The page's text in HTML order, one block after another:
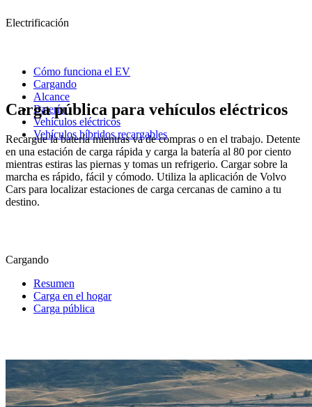
Electrificación
Cómo funciona el EV
Cargando
Alcance
Batería
Vehículos eléctricos
Vehículos híbridos recargables
Carga pública para vehículos eléctricos
Recargue la batería mientras va de compras o en el trabajo. Detente
en una estación de carga rápida y carga la batería al 80 por ciento
mientras estiras las piernas y tomas un refrigerio. Cargar sobre la
marcha es rápido, fácil y cómodo. Utiliza la aplicación de Volvo
Cars para localizar estaciones de carga cercanas de camino a tu
destino.
Cargando
Resumen
Carga en el hogar
Carga pública